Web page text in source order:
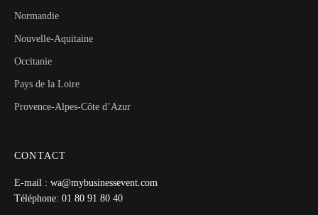
Normandie
Nouvelle-Aquitaine
Occitanie
Pays de la Loire
Provence-Alpes-Côte d’Azur
CONTACT
E-mail : wa@mybusinessevent.com
Téléphone: 01 80 91 80 40